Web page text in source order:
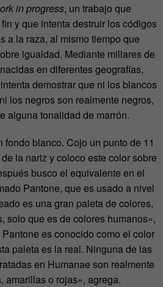
in progress, un trabajo que
y que intenta destruir los códigos
a la raza, al mismo tiempo que
igualdad. Mediante millares de
en diferentes geografías,
demostrar que ni los blancos
los negros son realmente negros,
alguna tonalidad de marrón.
fondo blanco. Cojo un punto de 11
la nariz y coloco este color sobre
busco el equivalente en el
Pantone, que es usado a nivel
es una gran paleta de colores,
solo que es de colores humanos»,
es conocido como el color
paleta es la real. Ninguna de las
en Humanae son realmente
amarillas o rojas», agrega.